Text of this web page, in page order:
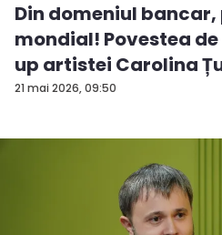
21 mai 2026, 09:50
Din domeniul
mondial! Povestea
up artistei Carolina
tendințe...